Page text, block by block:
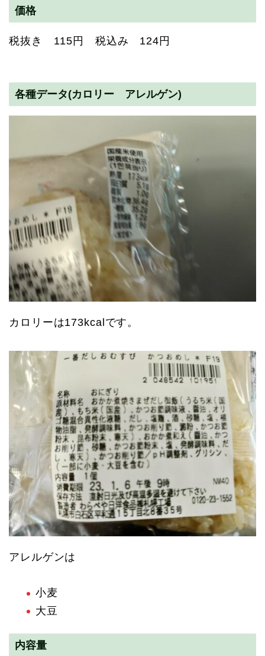
価格
税抜き 115円 税込み 124円
各種データ(カロリー アレルゲン)
カロリーは173kcalです。
アレルゲンは
小麦
大豆
内容量